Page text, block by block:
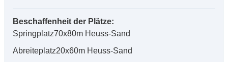
Beschaffenheit der Plätze:
Springplatz70x80m Heuss-Sand
Abreiteplatz20x60m Heuss-Sand